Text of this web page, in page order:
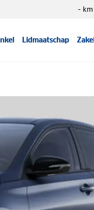
Lidmaatschap
-